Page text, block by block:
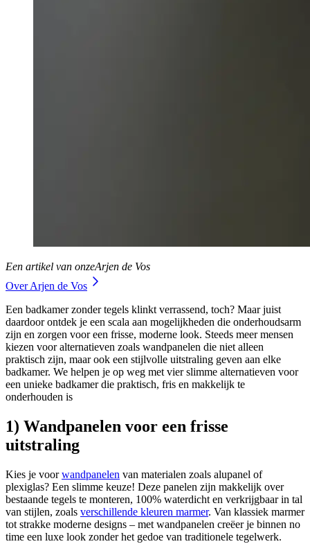
Een artikel van onzeArjen de Vos
Over Arjen de Vos
Een badkamer zonder tegels klinkt verrassend, toch? Maar juist
daardoor ontdek je een scala aan mogelijkheden die onderhoudsarm
zijn en zorgen voor een frisse, moderne look. Steeds meer mensen
kiezen voor alternatieven zoals wandpanelen die niet alleen
praktisch zijn, maar ook een stijlvolle uitstraling geven aan elke
badkamer. We helpen je op weg met vier slimme alternatieven voor
een unieke badkamer die praktisch, fris en makkelijk te
onderhouden is
1) Wandpanelen voor een frisse
uitstraling
Kies je voorwandpanelen van materialen zoals alupanel of
plexiglas? Een slimme keuze! Deze panelen zijn makkelijk over
bestaande tegels te monteren, 100% waterdicht en verkrijgbaar in tal
van stijlen, zoals verschillende kleuren marmer. Van klassiek marmer
tot strakke moderne designs – met wandpanelen creëer je binnen no
time een luxe look zonder het gedoe van traditionele tegelwerk.